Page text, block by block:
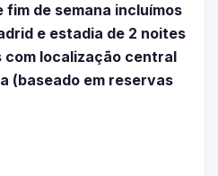
fim de semana incluímos
e estadia de 2 noites
com localização central
(baseado em reservas